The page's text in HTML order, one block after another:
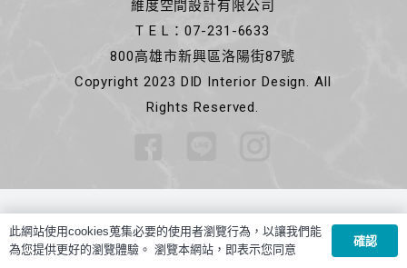
維度空間設計有限公司
T E L：07-231-6633
800高雄市新興區洛陽街87號
Copyright 2023 DID Interior Design. All
Rights Reserved.
此網站使用cookies蒐集必要的使用者瀏覽行為，以讓我們能
為您提供更好的瀏覽體驗。 瀏覽本網站，即表示您同意
確認